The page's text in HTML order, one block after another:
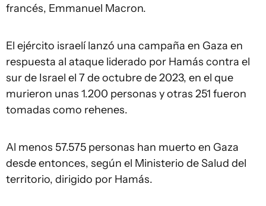
francés, Emmanuel Macron.
El ejército israelí lanzó una campaña en Gaza en
respuesta al ataque liderado por Hamás contra el
sur de Israel el 7 de octubre de 2023, en el que
murieron unas 1.200 personas y otras 251 fueron
tomadas como rehenes.
Al menos 57.575 personas han muerto en Gaza
desde entonces, según el Ministerio de Salud del
territorio, dirigido por Hamás.